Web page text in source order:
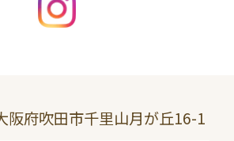
阪府吹田市千里山月が丘16-1